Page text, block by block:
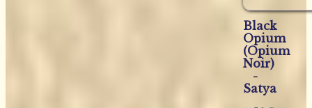
Black
Opium
(Opium
Noir)
-
Satya